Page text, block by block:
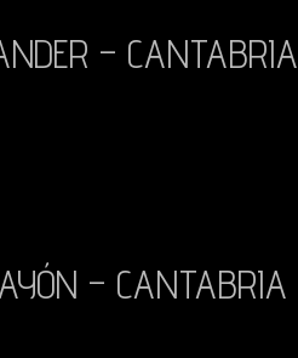
– CANTABRIA
– CANTABRIA